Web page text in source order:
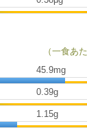
（一食あ
45.9mg
0.39g
1.15g